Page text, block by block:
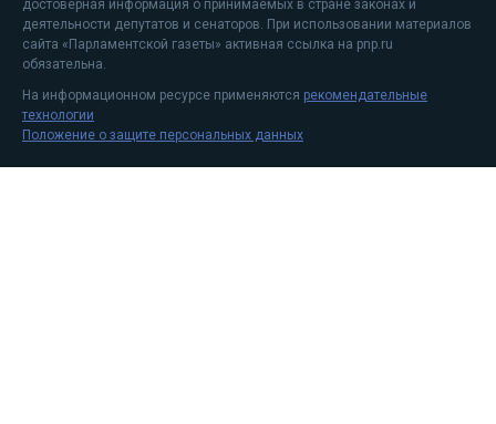
достоверная информация о принимаемых в стране законах и
деятельности депутатов и сенаторов. При использовании материалов
сайта «Парламентской газеты» активная ссылка на pnp.ru
обязательна.
На информационном ресурсе применяются рекомендательные
технологии
Положение о защите персональных данных